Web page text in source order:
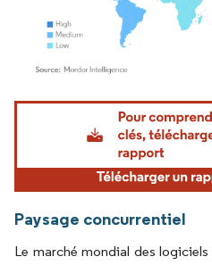
Image © Mordor Intelligence. La
Paysage concurrentiel
Le marché mondial des